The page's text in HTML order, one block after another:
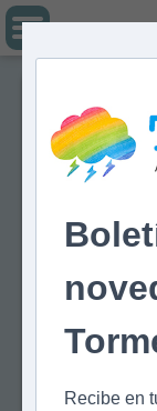
Recibe en